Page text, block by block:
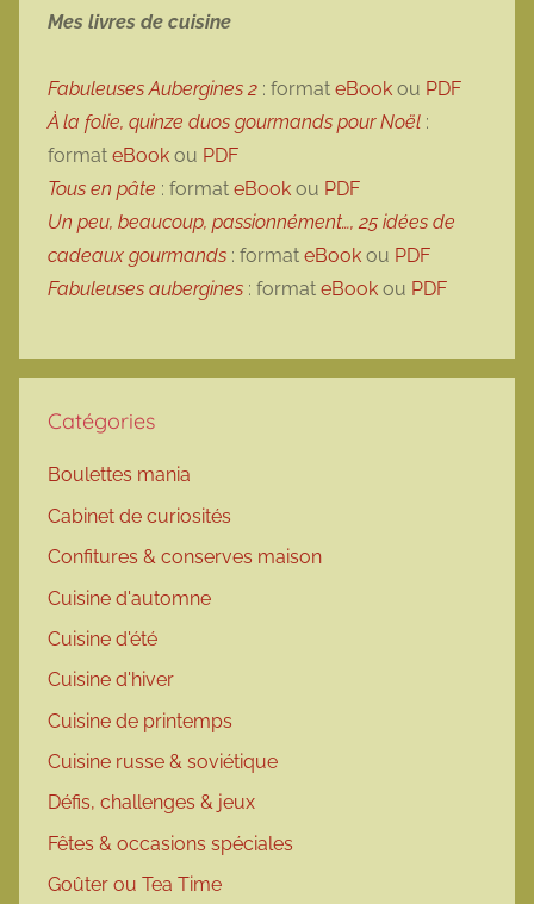
Mes livres de cuisine
Fabuleuses Aubergines 2 : format eBook ou PDF
À la folie, quinze duos gourmands pour Noël :
format eBook ou PDF
Tous en pâte : format eBook ou PDF
Un peu, beaucoup, passionnément…, 25 idées de
cadeaux gourmands : format eBook ou PDF
Fabuleuses aubergines : format eBook ou PDF
Catégories
Boulettes mania
Cabinet de curiosités
Confitures & conserves maison
Cuisine d'automne
Cuisine d'été
Cuisine d'hiver
Cuisine de printemps
Cuisine russe & soviétique
Défis, challenges & jeux
Fêtes & occasions spéciales
Goûter ou Tea Time